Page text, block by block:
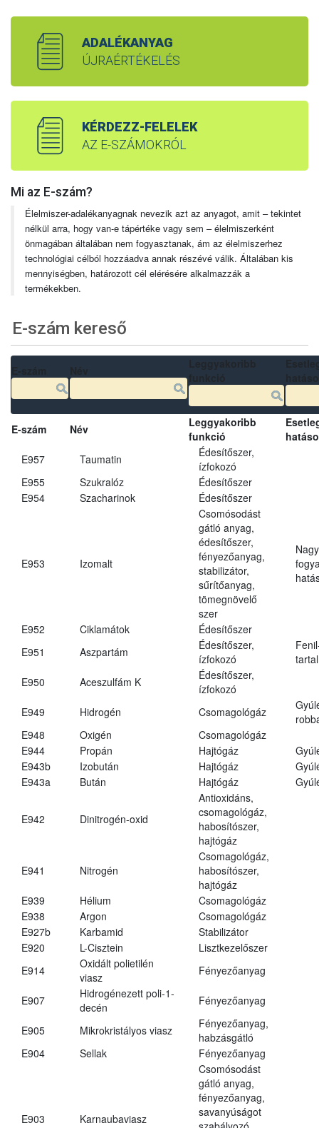
ADALÉKANYAG
ÚJRAÉRTÉKELÉS
KÉRDEZZ-FELELEK
AZ E-SZÁMOKRÓL
Mi az E-szám?
Élelmiszer-adalékanyagnak nevezik azt az anyagot, amit – tekintet
nélkül arra, hogy van-e tápértéke vagy sem – élelmiszerként
önmagában általában nem fogyasztanak, ám az élelmiszerhez
technológiai célból hozzáadva annak részévé válik. Általában kis
mennyiségben, határozott cél elérésére alkalmazzák a
termékekben.
E-szám kereső
E-szám Név
Leggyakoribb
funkció
E957
Taumatin
Édesítőszer,
ízfokozó
E955
Szukralóz
Édesítőszer
E954
Szacharinok Édesítőszer
E953 Izomalt
Csomósodást
gátló anyag,
édesítőszer,
fényezőanyag,
stabilizátor,
sűrítőanyag,
tömegnövelő
szer
E952 Ciklamátok
Édesítőszer
E951
Aszpartám
Édesítőszer,
ízfokozó
E950
Aceszulfám K
Édesítőszer,
ízfokozó
E949
Hidrogén Csomagológáz
E948
Oxigén
Csomagológáz
E944
Propán Hajtógáz
E943b
Izobután Hajtógáz
E943a
Bután Hajtógáz
E942 Dinitrogén-oxid
Antioxidáns,
csomagológáz,
habosítószer,
hajtógáz
E941 Nitrogén
Csomagológáz,
habosítószer,
hajtógáz
E939
Hélium
Csomagológáz
E938
Argon
Csomagológáz
E927b
Karbamid
Stabilizátor
E920
L-Cisztein
Lisztkezelőszer
E914
Oxidált polietilén
viasz
Fényezőanyag
E907
Hidrogénezett poli-1-
decén
Fényezőanyag
E905 Mikrokristályos viasz
Fényezőanyag,
habzásgátló
E904
Sellak Fényezőanyag
E903 Karnaubaviasz
Csomósodást
gátló anyag,
fényezőanyag,
savanyúságot